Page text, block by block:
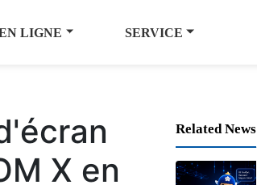
LIGNE SERVICE
X en
Related News